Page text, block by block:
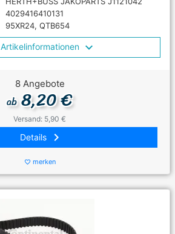
4029416410131
95XR24, QTB654
Artikelinformationen
8 Angebote
ab8,20 €
Versand: 5,90 €
Details keyboard_arrow_right
favorite_border merken